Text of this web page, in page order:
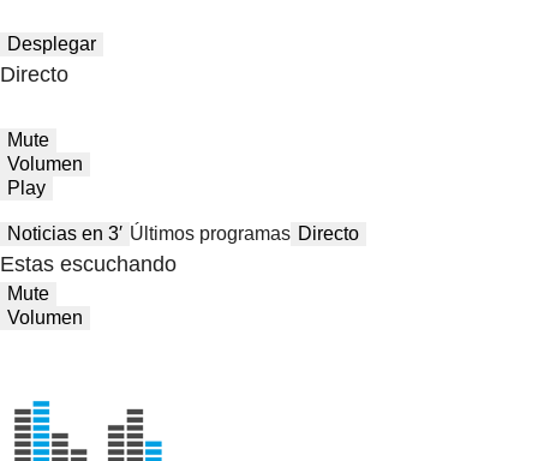
Desplegar
Directo
Mute
Volumen
Play
Noticias en 3′ Últimos programas Directo
Estas escuchando
Mute
Volumen